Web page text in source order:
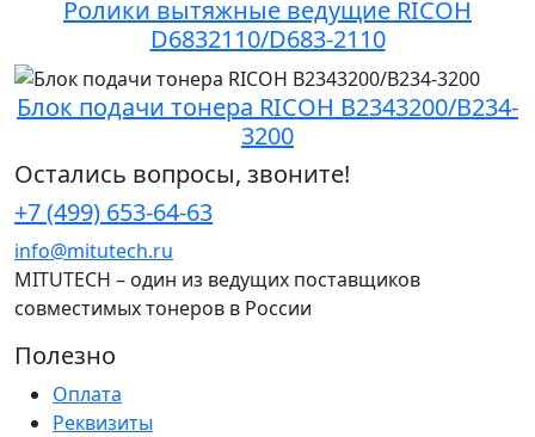
Ролики вытяжные ведущие RICOH
D6832110/D683-2110
Блок подачи тонера RICOH B2343200/B234-
3200
Остались вопросы, звоните!
+7 (499) 653-64-63
info@mitutech.ru
MITUTECH – один из ведущих поставщиков
совместимых тонеров в России
Полезно
Оплата
Реквизиты